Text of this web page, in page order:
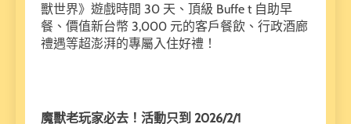
獸世界》遊戲時間 30 天、頂級 Buffe t 自助早
餐、價值新台幣 3,000 元的客戶餐飲、行政酒廊
禮遇等超澎湃的專屬入住好禮！
魔獸老玩家必去！活動只到 2026/2/1